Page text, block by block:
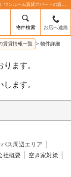
ピュア・スプリングスギタII（神奈川県横浜市磯子区杉田３丁目・杉田駅）ワンルーム賃貸アパートの賃貸物件情報%% | 株式会社ライフサロン横浜
物件検索 お店へ連絡
賃貸情報一覧 > 物件詳細
ます。
ます。
ス周辺エリア
社概要
空き家対策